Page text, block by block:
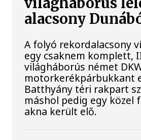
alacsony
A folyó rekordalacsony
egy csaknem komplett,
világháborús német
motorkerékpárbukkant
Batthyány téri rakpart
máshol pedig egy közel
akna került elő.